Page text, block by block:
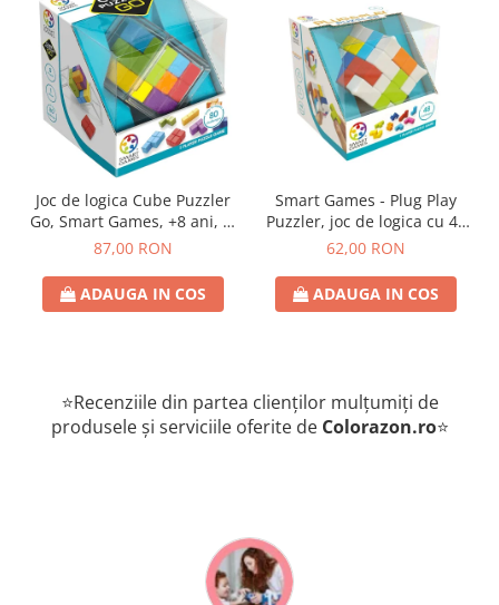
Joc de logica Cube Puzzler
Go, Smart Games, +8 ani, lb
romana
87,00 RON
ADAUGA IN COS
Smart Games - Plug Play
Puzzler, joc de logica cu 48
de provocari, 6+ ani, lb
62,00 RON
ADAUGA IN COS
⭐Recenziile din partea clienților mulțumiți de
produsele și serviciile oferite de Colorazon.ro⭐